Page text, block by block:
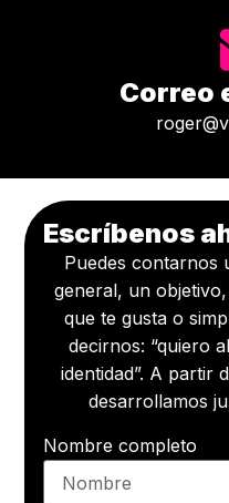
Correo
Escríbenos
Puedes contarnos
general, un
que te gusta o
decirnos: “quiero
identidad”. A partir
desarrollamos
Nombre completo